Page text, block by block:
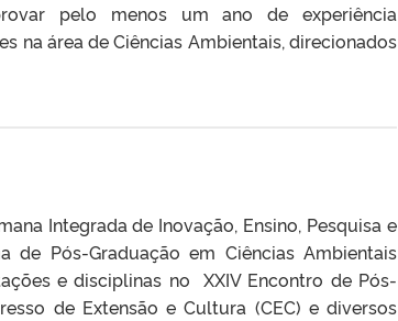
pelo menos um ano de experiência
na área de Ciências Ambientais, direcionados
Integrada de Inovação, Ensino, Pesquisa e
de Pós-Graduação em Ciências Ambientais
e disciplinas no XXIV Encontro de Pós-
de Extensão e Cultura (CEC) e diversos